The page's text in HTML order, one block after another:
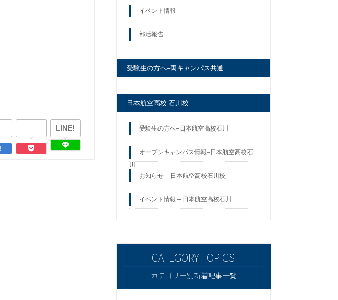
LINE!
イベント情報
部活報告
受験生の方へ–両キャンパス共通
日本航空高校 石川校
受験生の方へ–日本航空高校石川
オープンキャンパス情報–日本航空高校石
川
お知らせ – 日本航空高校石川校
イベント情報 – 日本航空高校石川
カテゴリー別新着記事一覧